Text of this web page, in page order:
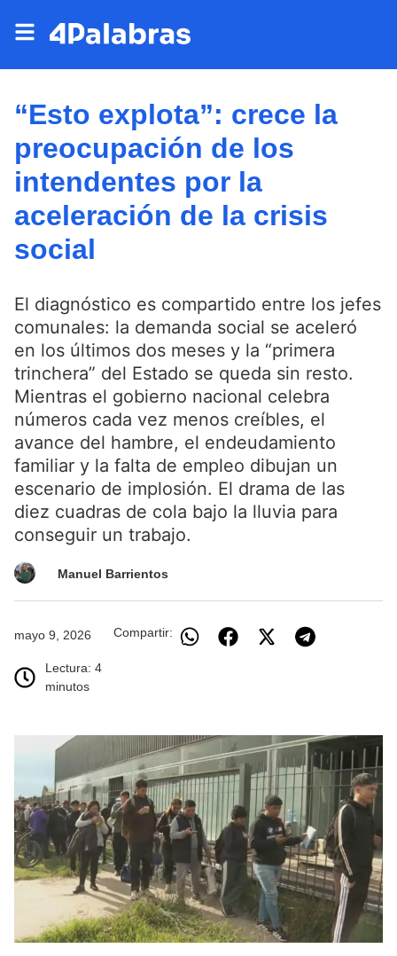
“Esto explota”: crece la
preocupación de los
intendentes por la
aceleración de la crisis
social
El diagnóstico es compartido entre los jefes
comunales: la demanda social se aceleró
en los últimos dos meses y la “primera
trinchera” del Estado se queda sin resto.
Mientras el gobierno nacional celebra
números cada vez menos creíbles, el
avance del hambre, el endeudamiento
familiar y la falta de empleo dibujan un
escenario de implosión. El drama de las
diez cuadras de cola bajo la lluvia para
conseguir un trabajo.
Manuel Barrientos
mayo 9, 2026
Lectura: 4
minutos
Compartir: